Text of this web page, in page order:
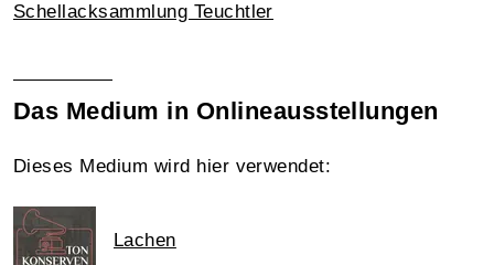
Schellacksammlung Teuchtler
Das Medium in Onlineausstellungen
Dieses Medium wird hier verwendet:
Lachen